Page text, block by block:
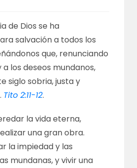
de Dios se ha
salvación a todos los
que, renunciando
los deseos mundanos,
siglo sobria, justa y
Tito 2:11-12.
la vida eterna,
una gran obra.
la impiedad y las
mundanas, y vivir una